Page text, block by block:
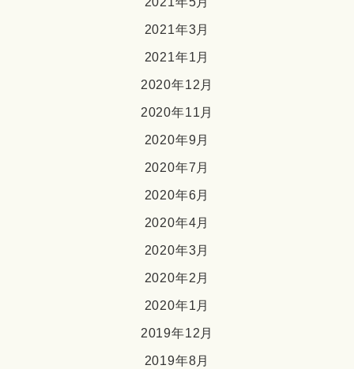
2021年3月
2021年1月
2020年12月
2020年11月
2020年9月
2020年7月
2020年6月
2020年4月
2020年3月
2020年2月
2020年1月
2019年12月
2019年8月